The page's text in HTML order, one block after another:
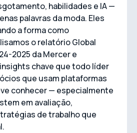
habilidades e IA —
palavras da moda. Eles
a forma como
o relatório Global
2025 da Mercer e
chave que todo líder
que usam plataformas
conhecer — especialmente
em avaliação,
de trabalho que